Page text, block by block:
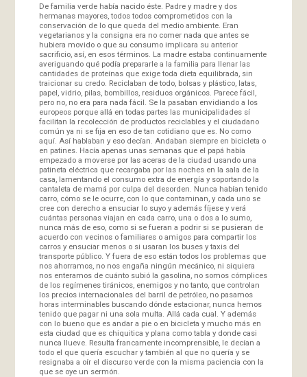
De familia verde había nacido éste. Padre y madre y dos
hermanas mayores, todos todos comprometidos con la
conservación de lo que queda del medio ambiente. Eran
vegetarianos y la consigna era no comer nada que antes se
hubiera movido o que su consumo implicara su anterior
sacrificio, así, en esos términos. La madre estaba continuamente
averiguando qué podía prepararle a la familia para llenar las
cantidades de proteínas que exige toda dieta equilibrada, sin
traicionar su credo. Reciclaban de todo, bolsas y plástico, latas,
papel, vidrio, pilas, bombillos, residuos orgánicos. Parece fácil,
pero no, no era para nada fácil. Se la pasaban envidiando a los
europeos porque allá en todas partes las municipalidades sí
facilitan la recolección de productos reciclables y el ciudadano
común ya ni se fija en eso de tan cotidiano que es. No como
aquí. Así hablaban y eso decían. Andaban siempre en bicicleta o
en patines. Hacía apenas unas semanas que el papá había
empezado a moverse por las aceras de la ciudad usando una
patineta eléctrica que recargaba por las noches en la sala de la
casa, lamentando el consumo extra de energía y soportando la
cantaleta de mamá por culpa del desorden. Nunca habían tenido
carro, cómo se le ocurre, con lo que contaminan, y cada uno se
cree con derecho a ensuciar lo suyo y además fíjese y verá
cuántas personas viajan en cada carro, una o dos a lo sumo,
nunca más de eso, como si se fueran a podrir si se pusieran de
acuerdo con vecinos o familiares o amigos para compartir los
carros y ensuciar menos o si usaran los buses y taxis del
transporte público. Y fuera de eso están todos los problemas que
nos ahorramos, no nos engaña ningún mecánico, ni siquiera
nos enteramos de cuánto subió la gasolina, no somos cómplices
de los regímenes tiránicos, enemigos y no tanto, que controlan
los precios internacionales del barril de petróleo, no pasamos
horas interminables buscando dónde estacionar, nunca hemos
tenido que pagar ni una sola multa. Allá cada cual. Y además
con lo bueno que es andar a pie o en bicicleta y mucho más en
esta ciudad que es chiquitica y plana como tabla y donde casi
nunca llueve. Resulta francamente incomprensible, le decían a
todo el que quería escuchar y también al que no quería y se
resignaba a oír el discurso verde con la misma paciencia con la
que se oye un sermón.